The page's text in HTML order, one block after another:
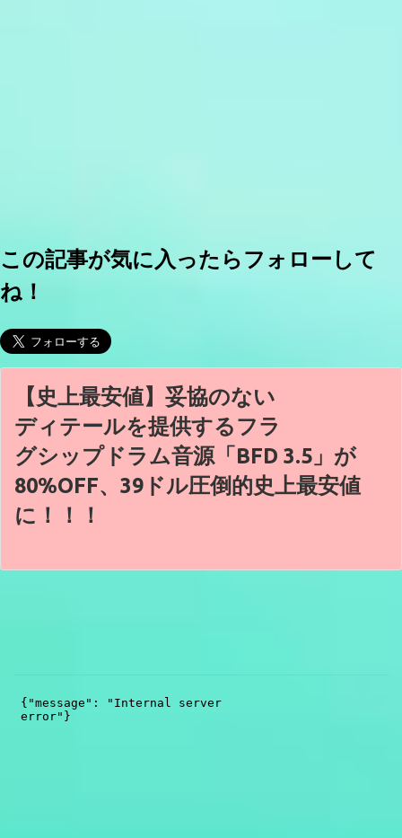
この記事が気に入ったらフォローして
ね！
【史上最安値】妥協のない
ディテールを提供するフラ
グシップドラム音源「BFD 3.5」が
80%OFF、39ドル圧倒的史上最安値
に！！！